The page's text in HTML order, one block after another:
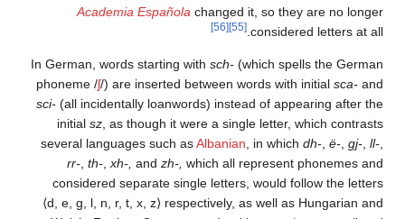
Academia Española changed it, so they are no longer
considered letters at all.
[55]
[56]
In German, words starting with sch- (which spells the German
phoneme /ʃ/) are inserted between words with initial sca- and
sci- (all incidentally loanwords) instead of appearing after the
initial sz , as though it were a single letter, which contrasts
several languages such asAlbanian , in which dh- ë- gj- ll-
rr- th- xh-, and zh-, which all represent phonemes and
considered separate single letters, would follow the letters
⟨d, e, g, l, n, r, t, x, z⟩ respectively, as well as Hungarian and